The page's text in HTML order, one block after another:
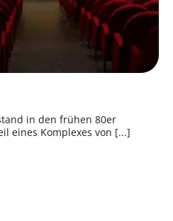
in den frühen 80er
eines Komplexes von [...]